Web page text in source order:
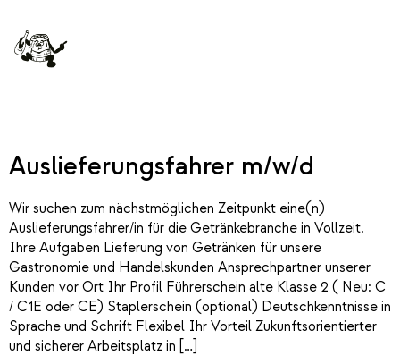
Auslieferungsfahrer m/w/d
Wir suchen zum nächstmöglichen Zeitpunkt eine(n)
Auslieferungsfahrer/in für die Getränkebranche in Vollzeit.
Ihre Aufgaben Lieferung von Getränken für unsere
Gastronomie und Handelskunden Ansprechpartner unserer
Kunden vor Ort Ihr Profil Führerschein alte Klasse 2 ( Neu: C
/ C1E oder CE) Staplerschein (optional) Deutschkenntnisse in
Sprache und Schrift Flexibel Ihr Vorteil Zukunftsorientierter
und sicherer Arbeitsplatz in […]